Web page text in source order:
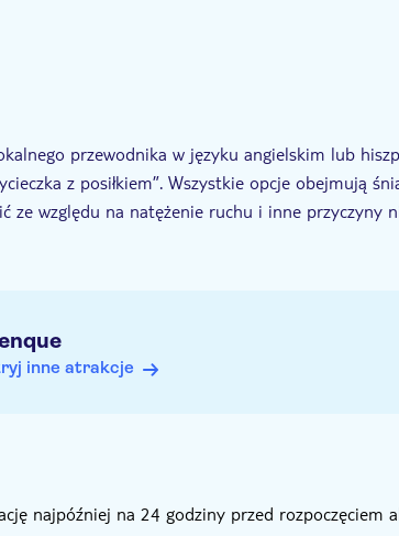
przewodnika w języku angielskim lub
z posiłkiem”. Wszystkie opcje obejmują
ze względu na natężenie ruchu i inne przyczyny
inne atrakcje
najpóźniej na 24 godziny przed rozpoczęciem